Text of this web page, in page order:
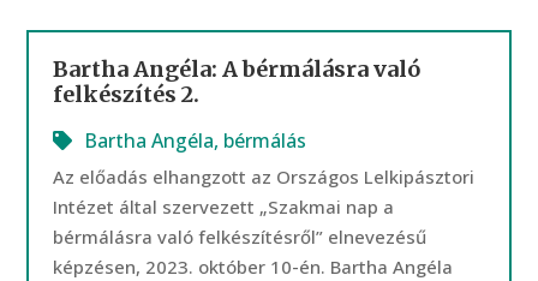
Bartha Angéla: A bérmálásra való
felkészítés 2.
Bartha Angéla, bérmálás
Az előadás elhangzott az Országos Lelkipásztori
Intézet által szervezett „Szakmai nap a
bérmálásra való felkészítésről” elnevezésű
képzésen, 2023. október 10-én. Bartha Angéla